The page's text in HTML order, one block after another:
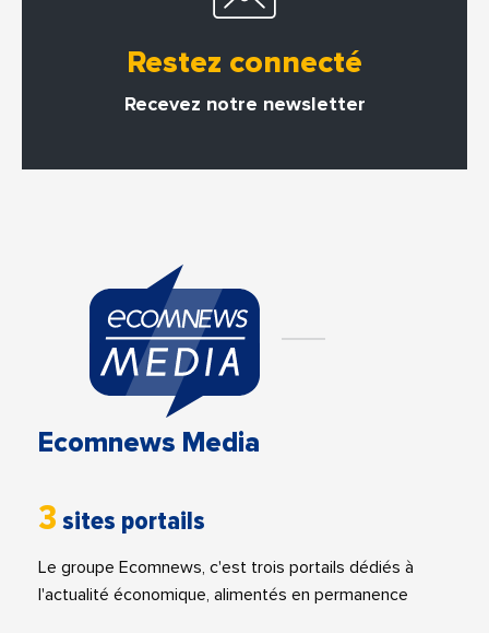
Restez connecté
Recevez notre newsletter
Ecomnews Media
3 sites portails
Le groupe Ecomnews, c'est trois portails dédiés à
l'actualité économique, alimentés en permanence